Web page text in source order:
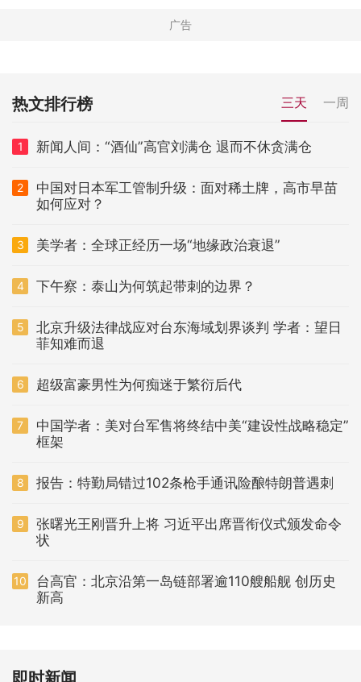
热文排行榜 三天 一周
1 新闻人间：“酒仙”高官刘满仓 退而不休贪满仓
2
中国对日本军工管制升级：面对稀土牌，高市早苗
如何应对？
3 美学者：全球正经历一场“地缘政治衰退”
4 下午察：泰山为何筑起带刺的边界？
5
北京升级法律战应对台东海域划界谈判 学者：望日
菲知难而退
6 超级富豪男性为何痴迷于繁衍后代
7
中国学者：美对台军售将终结中美“建设性战略稳定”
框架
8 报告：特勤局错过102条枪手通讯险酿特朗普遇刺
9
张曙光王刚晋升上将 习近平出席晋衔仪式颁发命令
状
10
台高官：北京沿第一岛链部署逾110艘船舰 创历史
新高